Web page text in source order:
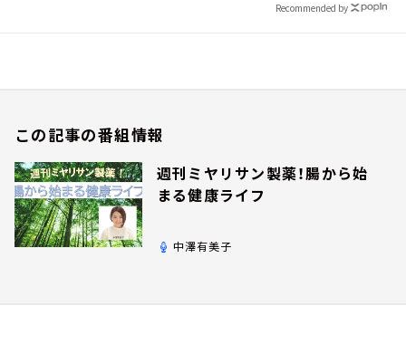
Recommended by
この記事の番組情報
週刊ミヤリサン製薬！腸から始
まる健康ライフ
中澤有美子